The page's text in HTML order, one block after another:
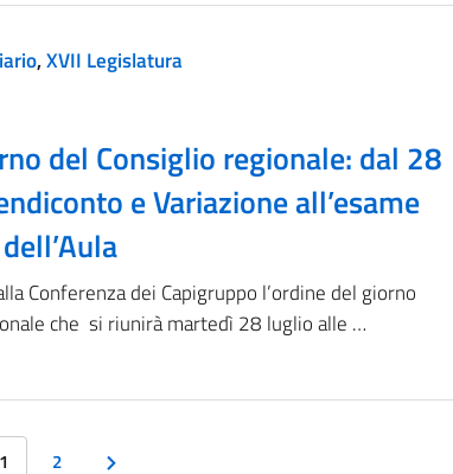
,XVII Legislatura
del Consiglio regionale: dal 28
e Variazione all’esame
dell’Aula
Conferenza dei Capigruppo l’ordine del giorno
che si riunirà martedì 28 luglio alle …
1 2